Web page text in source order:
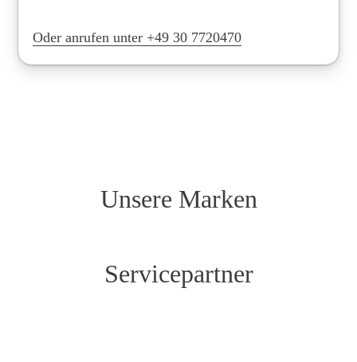
Oder anrufen unter +49 30 7720470
Unsere Marken
Servicepartner